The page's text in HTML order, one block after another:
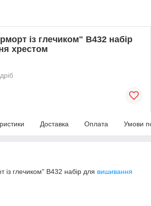
із глечиком" B432 набір
хрестом
Доставка Оплата Умови
глечиком" B432 набір для вишивання